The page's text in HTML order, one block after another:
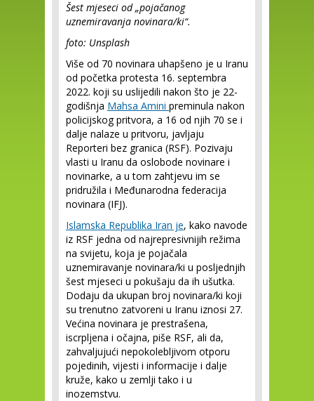
Šest mjeseci od „pojačanog
uznemiravanja novinara/ki“.
foto: Unsplash
Više od 70 novinara uhapšeno je u Iranu
od početka protesta 16. septembra
2022. koji su uslijedili nakon što je 22-
godišnja Mahsa Amini preminula nakon
policijskog pritvora, a 16 od njih 70 se i
dalje nalaze u pritvoru, javljaju
Reporteri bez granica (RSF). Pozivaju
vlasti u Iranu da oslobode novinare i
novinarke, a u tom zahtjevu im se
pridružila i Međunarodna federacija
novinara (IFJ).
Islamska Republika Iran je, kako navode
iz RSF jedna od najrepresivnijih režima
na svijetu, koja je pojačala
uznemiravanje novinara/ki u posljednjih
šest mjeseci u pokušaju da ih ušutka.
Dodaju da ukupan broj novinara/ki koji
su trenutno zatvoreni u Iranu iznosi 27.
Većina novinara je prestrašena,
iscrpljena i očajna, piše RSF, ali da,
zahvaljujući nepokolebljivom otporu
pojedinih, vijesti i informacije i dalje
kruže, kako u zemlji tako i u
inozemstvu.